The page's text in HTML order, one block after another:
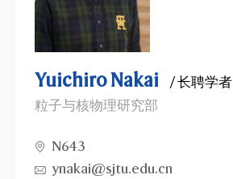
Yuichiro Nakai
/ 长聘学者
粒子与核物理研究部
N643
ynakai@sjtu.edu.cn